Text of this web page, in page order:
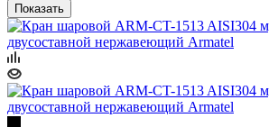
Показать